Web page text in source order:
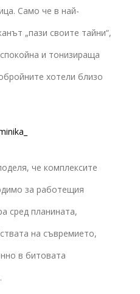
Само че в най-
„пази своите тайни“,
и тонизираща
хотели близо
че комплексите
за работещия
сред планината,
на съвремието,
в битовата